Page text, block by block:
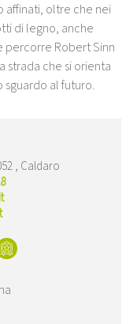
affinati, oltre che nei
di legno, anche
percorre Robert Sinn
strada che si orienta
al futuro.
, Caldaro